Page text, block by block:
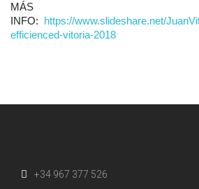
MÁS
INFO: https://www.slideshare.net/
efficienced-vitoria-2018
+34 967 377 526